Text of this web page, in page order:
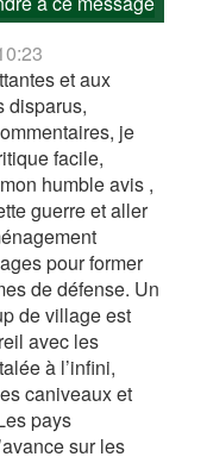
et aux
disparus,
je
facile,
humble avis ,
guerre et aller
pour former
de défense. Un
de village est
avec les
à l’infini,
caniveaux et
pays
sur les